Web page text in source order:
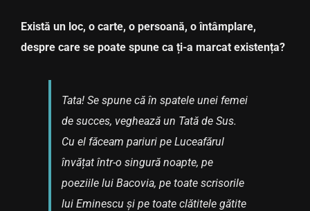
Există un loc, o carte, o persoană, o întâmplare,
despre care se poate spune ca ți-a marcat existența?
Tata! Se spune că în spatele unei femei
de succes, veghează un Tată de Sus.
Cu el făceam pariuri pe Luceafărul
învățat într-o singură noapte, pe
poeziile lui Bacovia, pe toate scrisorile
lui Eminescu și pe toate clătitele gătite